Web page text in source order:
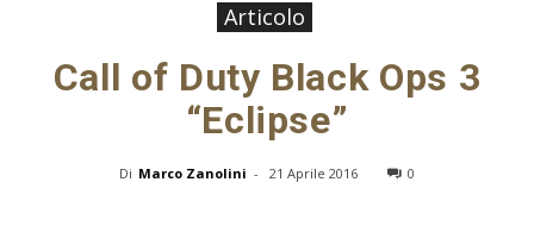
Articolo
Call of Duty Black Ops 3
“Eclipse”
Di Marco Zanolini - 21 Aprile 2016 0